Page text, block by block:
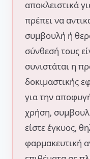
αποκλειστικά
πρέπει να
συμβουλή ή
σύνθεσή τους
συνιστάται η
δοκιμαστικής
για την
χρήση,
είστε έγκυος,
φαρμακευτική